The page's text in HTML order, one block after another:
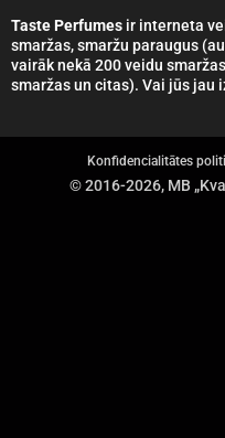
Taste Perfumesir interneta
smaržas, smaržu paraugus
vairāk nekā 200 veidu
smaržas un citas). Vai jūs jau
Konfidencialitātes
© 2016-2026, MB